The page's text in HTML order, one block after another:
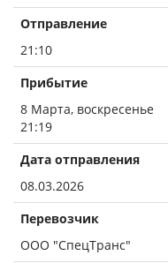
Отправление
21:10
Прибытие
8 Марта, воскресенье
21:19
Дата отправления
08.03.2026
Перевозчик
ООО "СпецТранс"